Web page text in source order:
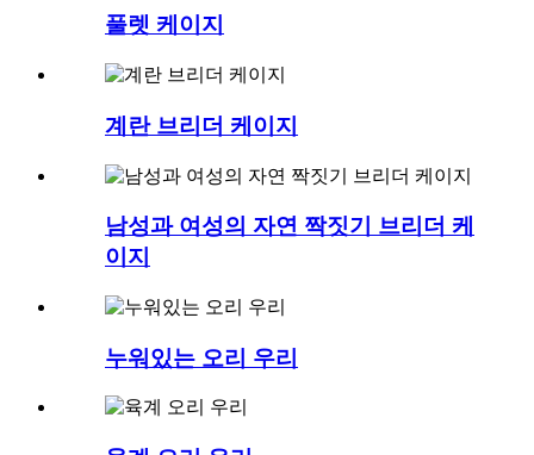
풀렛 케이지
계란 브리더 케이지
남성과 여성의 자연 짝짓기 브리더 케
이지
누워있는 오리 우리